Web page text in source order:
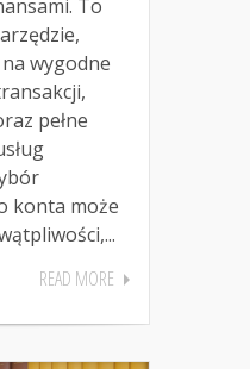
To
wygodne
pełne
konta może
READ MORE